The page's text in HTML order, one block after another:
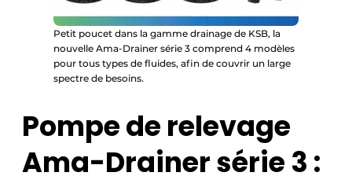
Petit poucet dans la gamme drainage de KSB, la
nouvelle Ama-Drainer série 3 comprend 4 modèles
pour tous types de fluides, afin de couvrir un large
spectre de besoins.
Pompe de relevage
Ama-Drainer série 3 :